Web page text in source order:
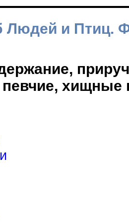
Людей и Птиц.
хищные